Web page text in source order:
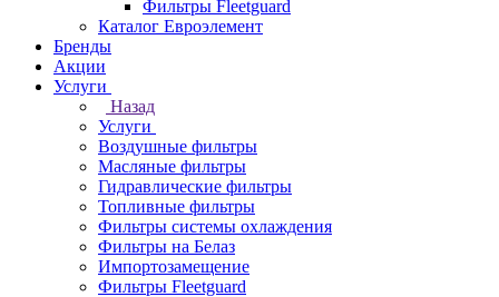
Фильтры Fleetguard
Каталог Евроэлемент
Бренды
Акции
Услуги
Назад
Услуги
Воздушные фильтры
Масляные фильтры
Гидравлические фильтры
Топливные фильтры
Фильтры системы охлаждения
Фильтры на Белаз
Импортозамещение
Фильтры Fleetguard